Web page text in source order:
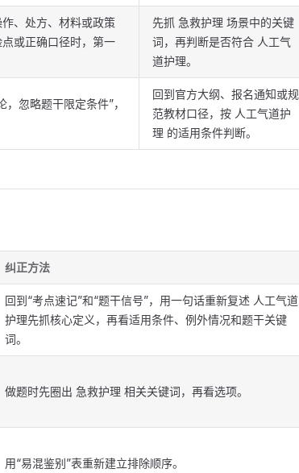
、处方、材料或政策
或正确口径时，第一
先抓 急救护理 场景中的关键
词，再判断是否符合 人工气
道护理。
忽略题干限定条件”，
回到官方大纲、报名通知或规
范教材口径，按 人工气道护
理 的适用条件判断。
纠正方法
回到“考点速记”和“题干信号”，用一句话重新复述 人工气道
护理先抓核心定义，再看适用条件、例外情况和题干关键
词。
做题时先圈出 急救护理 相关关键词，再看选项。
用“易混鉴别”表重新建立排除顺序。